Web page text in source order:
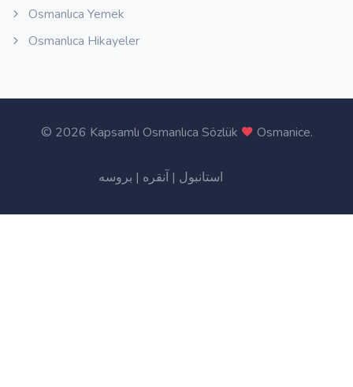
Osmanlıca Yemek
Osmanlıca Hikayeler
© 2026 Kapsamlı Osmanlıca Sözlük Osmanice.
استانبول | آنقره | بروسه